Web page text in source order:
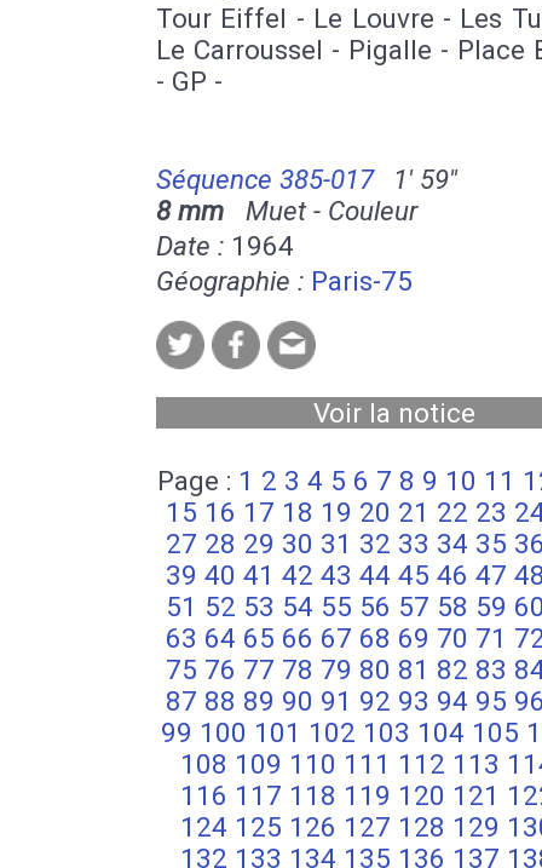
Tour Eiffel - Le Louvre - Les
Le Carroussel - Pigalle - Place
- GP -
Séquence 385-017
1' 59''
8 mm Muet - Couleur
Date : 1964
Géographie : Paris-75
Voir la notice
Page : 1 2 3 4 5 6 7 8 9 10 11
15 16 17 18 19 20 21 22 23
27 28 29 30 31 32 33 34 35
39 40 41 42 43 44 45 46 47
51 52 53 54 55 56 57 58 59
63 64 65 66 67 68 69 70 71
75 76 77 78 79 80 81 82 83
87 88 89 90 91 92 93 94 95
99 100 101 102 103 104 105
108 109 110 111 112 113
116 117 118 119 120 121
124 125 126 127 128 129
132 133 134 135 136 137